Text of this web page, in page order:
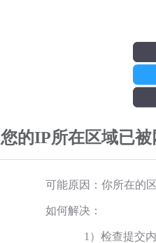
您的IP所在区域已
可能原因：你所在的
如何解决：
1）检查提交